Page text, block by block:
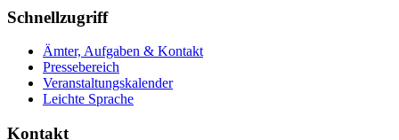
Schnellzugriff
Ämter, Aufgaben & Kontakt
Pressebereich
Veranstaltungskalender
Leichte Sprache
Kontakt